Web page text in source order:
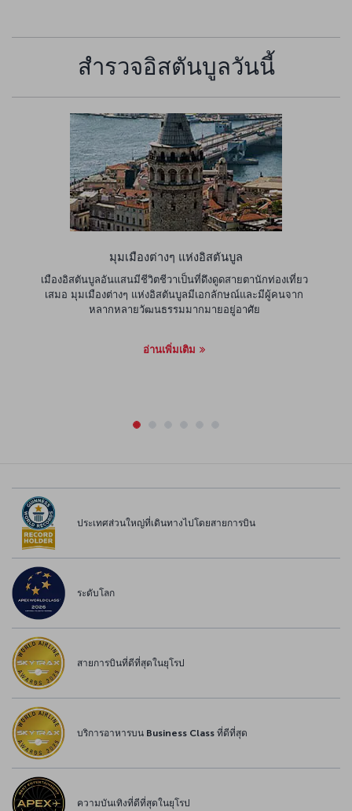
สำรวจอิสตันบูลวันนี้
มุมเมืองต่างๆ แห่งอิสตันบูล
เมืองอิสตันบูลอันแสนมีชีวิตชีวาเป็นที่ดึงดูดสายตานักท่องเที่ยว
เสมอ มุมเมืองต่างๆ แห่งอิสตันบูลมีเอกลักษณ์และมีผู้คนจาก
หลากหลายวัฒนธรรมมากมายอยู่อาศัย
อ่านเพิ่มเติม
ประเทศส่วนใหญ่ที่เดินทางไปโดยสายการบิน
ระดับโลก
สายการบินที่ดีที่สุดในยุโรป
บริการอาหารบน Business Class ที่ดีที่สุด
ความบันเทิงที่ดีที่สุดในยุโรป